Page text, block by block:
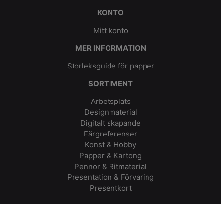
KONTO
Mitt konto
MER INFORMATION
Storleksguide för papper
SORTIMENT
Arbetsplats
Designmaterial
Digitalt skapande
Färgreferenser
Konst & Hobby
Papper & Kartong
Pennor & Ritmaterial
Presentation & Förvaring
Presentkort